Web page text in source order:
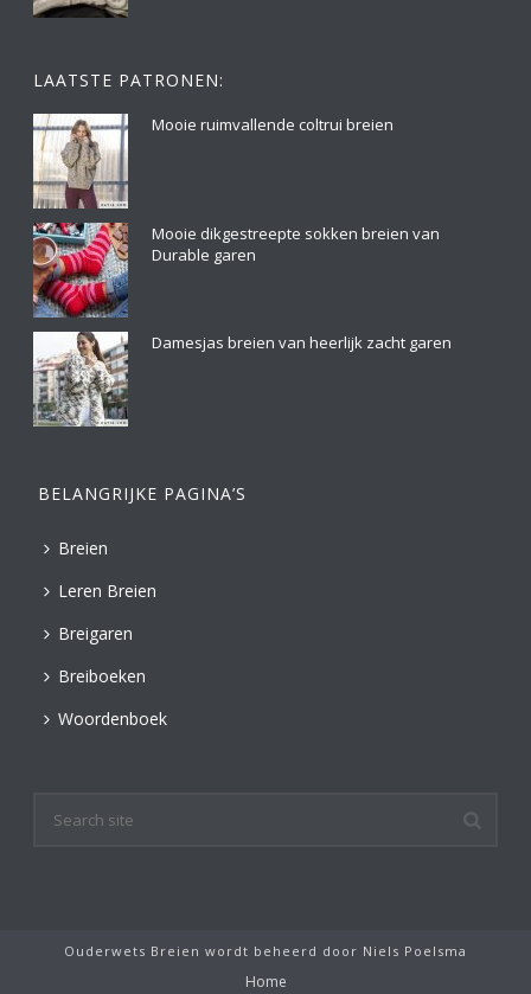
LAATSTE PATRONEN:
Mooie ruimvallende coltrui breien
Mooie dikgestreepte sokken breien van
Durable garen
Damesjas breien van heerlijk zacht garen
BELANGRIJKE PAGINA’S
Breien
Leren Breien
Breigaren
Breiboeken
Woordenboek
Ouderwets Breien wordt beheerd door Niels Poelsma
Home